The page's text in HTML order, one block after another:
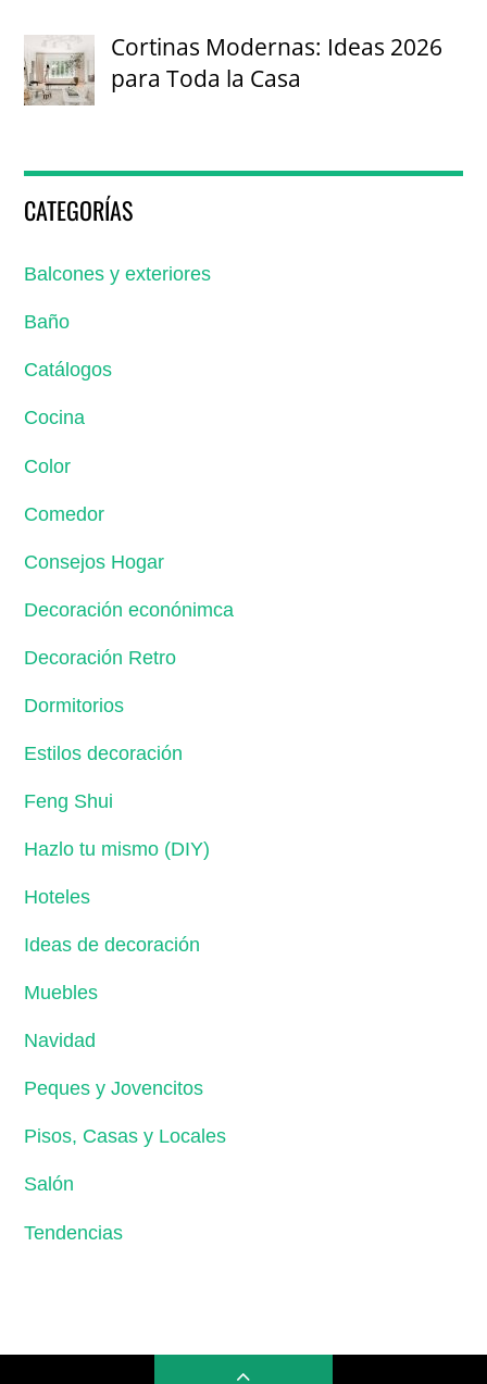
Cortinas Modernas: Ideas 2026
para Toda la Casa
CATEGORÍAS
Balcones y exteriores
Baño
Catálogos
Cocina
Color
Comedor
Consejos Hogar
Decoración econónimca
Decoración Retro
Dormitorios
Estilos decoración
Feng Shui
Hazlo tu mismo (DIY)
Hoteles
Ideas de decoración
Muebles
Navidad
Peques y Jovencitos
Pisos, Casas y Locales
Salón
Tendencias